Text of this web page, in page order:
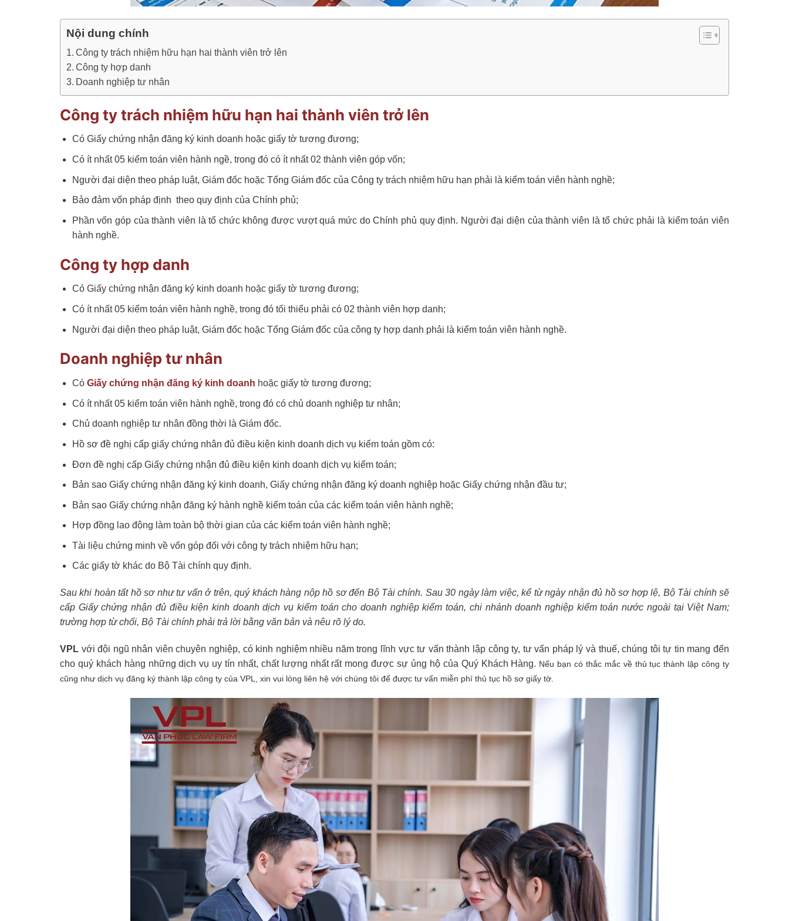
Nội dung chính
Công ty trách nhiệm hữu hạn hai thành viên trở lên
Công ty hợp danh
Doanh nghiệp tư nhân
Công ty trách nhiệm hữu hạn hai thành viên trở lên
Có Giấy chứng nhận đăng ký kinh doanh hoặc giấy tờ tương đương;
Có ít nhất 05 kiểm toán viên hành ngề, trong đó có ít nhất 02 thành viên góp vốn;
Người đại diện theo pháp luật, Giám đốc hoặc Tổng Giám đốc của Công ty trách nhiệm hữu hạn phải là kiểm toán viên hành nghề;
Bảo đảm vốn pháp định theo quy định của Chính phủ;
Phần vốn góp của thành viên là tổ chức không được vượt quá mức do Chính phủ quy định. Người đại diện của thành viên là tổ chức phải là kiểm toán viên
hành nghề.
Công ty hợp danh
Có Giấy chứng nhận đăng ký kinh doanh hoặc giấy tờ tương đương;
Có ít nhất 05 kiểm toán viên hành nghề, trong đó tối thiểu phải có 02 thành viên hợp danh;
Người đại diện theo pháp luật, Giám đốc hoặc Tổng Giám đốc của công ty hợp danh phải là kiểm toán viên hành nghề.
Doanh nghiệp tư nhân
Có Giấy chứng nhận đăng ký kinh doanh hoặc giấy tờ tương đương;
Có ít nhất 05 kiểm toán viên hành nghề, trong đó có chủ doanh nghiệp tư nhân;
Chủ doanh nghiệp tư nhân đồng thời là Giám đốc.
Hồ sơ đề nghị cấp giấy chứng nhân đủ điều kiện kinh doanh dịch vụ kiểm toán gồm có:
Đơn đề nghị cấp Giấy chứng nhận đủ điều kiện kinh doanh dịch vụ kiểm toán;
Bản sao Giấy chứng nhận đăng ký kinh doanh, Giấy chứng nhận đăng ký doanh nghiệp hoặc Giấy chứng nhận đầu tư;
Bản sao Giấy chứng nhận đăng ký hành nghề kiểm toán của các kiểm toán viên hành nghề;
Hợp đồng lao động làm toàn bộ thời gian của các kiểm toán viên hành nghề;
Tài liệu chứng minh về vốn góp đối với công ty trách nhiệm hữu hạn;
Các giấy tờ khác do Bộ Tài chính quy định.
Sau khi hoàn tất hồ sơ như tư vấn ở trên, quý khách hàng nộp hồ sơ đến Bộ Tài chính. Sau 30 ngày làm việc, kể từ ngày nhận đủ hồ sơ hợp lệ, Bộ Tài chính sẽ
cấp Giấy chứng nhận đủ điều kiện kinh doanh dịch vụ kiểm toán cho doanh nghiệp kiểm toán, chi nhánh doanh nghiệp kiểm toán nước ngoài tại Việt Nam;
trường hợp từ chối, Bộ Tài chính phải trả lời bằng văn bản và nêu rõ lý do.
VPL với đội ngũ nhân viên chuyên nghiệp, có kinh nghiệm nhiều năm trong lĩnh vực tư vấn thành lập công ty, tư vấn pháp lý và thuế, chúng tôi tự tin mang đến
cho quý khách hàng những dịch vụ uy tín nhất, chất lượng nhất rất mong được sự ủng hộ của Quý Khách Hàng. Nếu bạn có thắc mắc về thủ tục thành lập công ty
cũng như dịch vụ đăng ký thành lập công ty của VPL, xin vui lòng liên hệ với chúng tôi để được tư vấn miễn phí thủ tục hồ sơ giấy tờ.